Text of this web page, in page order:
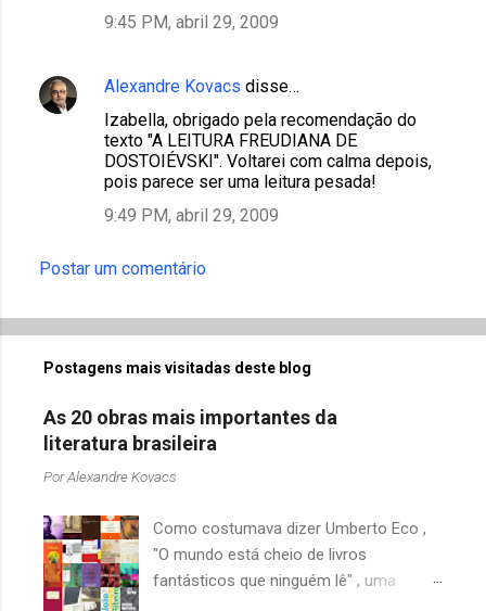
9:45 PM, abril 29, 2009
Alexandre Kovacs disse…
Izabella, obrigado pela recomendação do
texto "A LEITURA FREUDIANA DE
DOSTOIÉVSKI". Voltarei com calma depois,
pois parece ser uma leitura pesada!
9:49 PM, abril 29, 2009
Postar um comentário
Postagens mais visitadas deste blog
As 20 obras mais importantes da
literatura brasileira
PorAlexandre Kovacs
Como costumava dizer Umberto Eco ,
"O mundo está cheio de livros
fantásticos que ninguém lê" , uma